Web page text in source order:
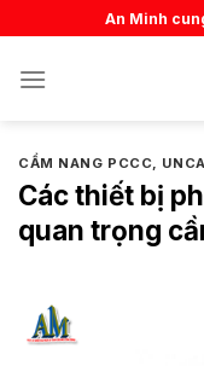
to
content
An Minh
CẨM NANG PCCC,
Các thiết bị
quan trọng